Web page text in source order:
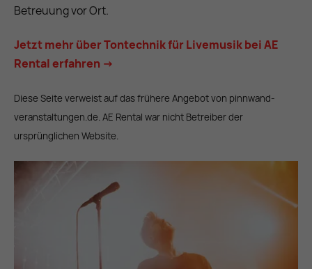
Betreuung vor Ort.
Jetzt mehr über Tontechnik für Livemusik bei AE
Rental erfahren →
Diese Seite verweist auf das frühere Angebot von pinnwand-
veranstaltungen.de. AE Rental war nicht Betreiber der
ursprünglichen Website.